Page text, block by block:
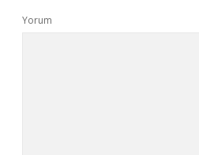
Yorum